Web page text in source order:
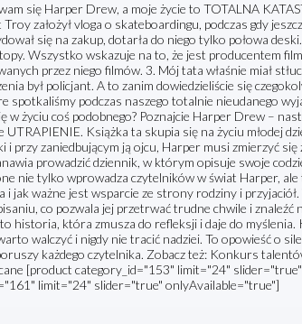
się Harper Drew, a moje życie to TOTALNA
założył vloga o skateboardingu, podczas gdy
się na zakup, dotarła do niego tylko połowa
Wszystko wskazuje na to, że jest producentem
przez niego filmów. 3. Mój tata właśnie miał
był policjant. A to zanim dowiedzieliście się
spotkaliśmy podczas naszego totalnie nieudanego
w życiu coś podobnego? Poznajcie Harper Drew –
UTRAPIENIE. Książka ta skupia się na życiu młodej
i przy zaniedbującym ją ojcu, Harper musi zmierzyć
prowadzić dziennik, w którym opisuje swoje
nie tylko wprowadza czytelników w świat Harper,
i jak ważne jest wsparcie ze strony rodziny i
co pozwala jej przetrwać trudne chwile i znaleźć
historia, która zmusza do refleksji i daje do myślenia.
walczyć i nigdy nie tracić nadziei. To opowieść o
każdego czytelnika. Zobacz też: Konkurs
[product category_id="153" limit="24"
limit="24" slider="true" onlyAvailable="true"]